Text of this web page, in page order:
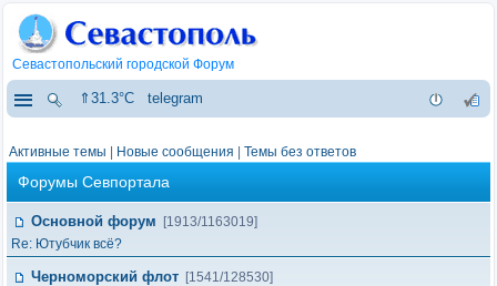
Севастопольский городской Форум
⇑31.3°C telegram
Активные темы Новые сообщения Темы без ответов
Форумы Севпортала
Основной форум
[1913/1163019]
Re: Ютубчик всё?
Черноморский флот [1541/128530]